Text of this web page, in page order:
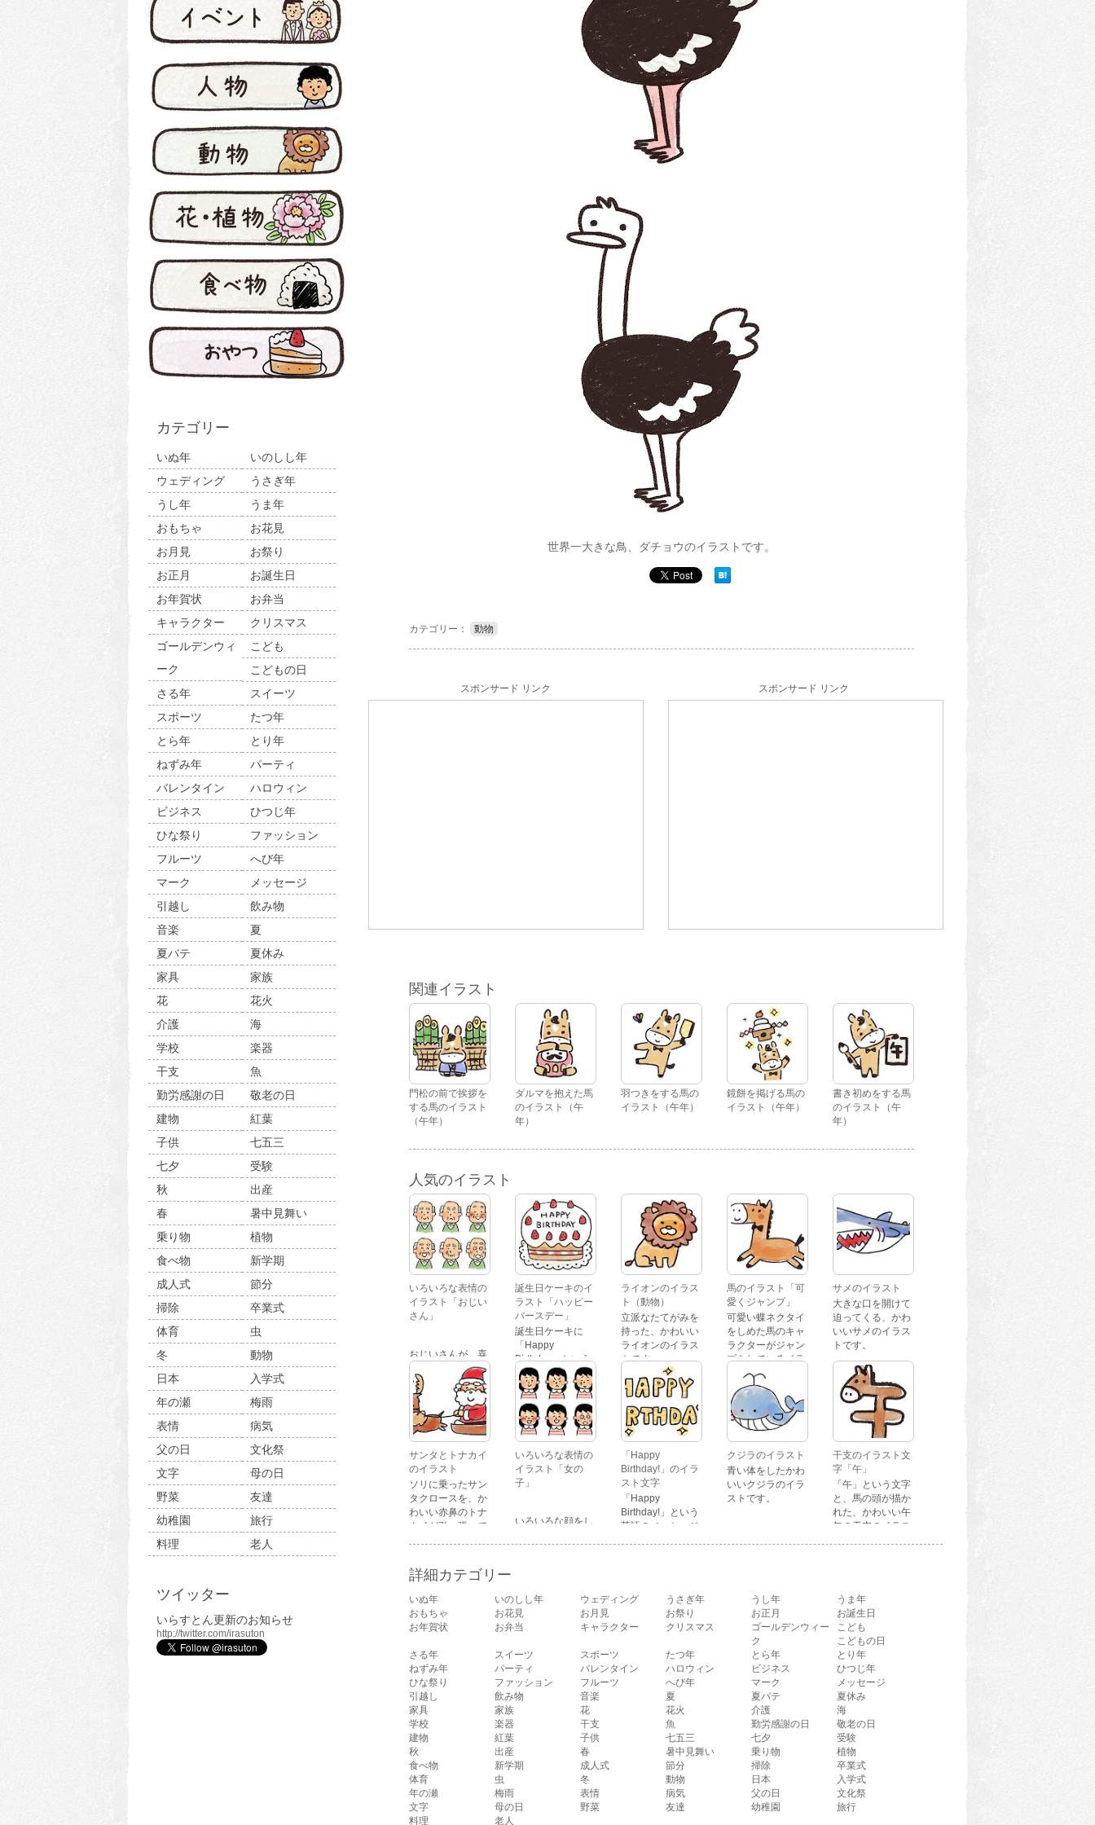
カテゴリー
いぬ年
いのしし年
ウェディング
うさぎ年
うし年
うま年
おもちゃ
お花見
お月見
お祭り
お正月
お誕生日
お年賀状
お弁当
キャラクター
クリスマス
ゴールデンウィ
ーク
こども
こどもの日
さる年
スイーツ
スポーツ
たつ年
とら年
とり年
ねずみ年
パーティ
バレンタイン
ハロウィン
ビジネス
ひつじ年
ひな祭り
ファッション
フルーツ
へび年
マーク
メッセージ
引越し
飲み物
音楽
夏
夏バテ
夏休み
家具
家族
花
花火
介護
海
学校
楽器
干支
魚
勤労感謝の日
敬老の日
建物
紅葉
子供
七五三
七夕
受験
秋
出産
春
暑中見舞い
乗り物
植物
食べ物
新学期
成人式
節分
掃除
卒業式
体育
虫
冬
動物
日本
入学式
年の瀬
梅雨
表情
病気
父の日
文化祭
文字
母の日
野菜
友達
幼稚園
旅行
料理
老人
ツイッター
いらすとん更新のお知らせ
http://twitter.com/irasuton
世界一大きな鳥、ダチョウのイラストです。
カテゴリー： 動物
スポンサード リンク スポンサード リンク
関連イラスト
門松の前で挨拶を
する馬のイラスト
（午年）
ダルマを抱えた馬
のイラスト（午
年）
羽つきをする馬の
イラスト（午年）
鏡餅を掲げる馬の
イラスト（午年）
書き初めをする馬
のイラスト（午
年）
人気のイラスト
いろいろな表情の
イラスト「おじい
さん」
おじいさんが、喜
怒哀楽たくさんの
表情をしているイ
ラストです。 通常
の顔・怒っている
顔・泣いている
顔・照れている
顔・笑っている
顔・驚いている
顔・困っている顔
があります。
誕生日ケーキのイ
ラスト「ハッピー
バースデー」
誕生日ケーキに
「Happy
Birthday」という
文字が描かれた、
かわいい苺のケー
キのイラストで
す。
ライオンのイラス
ト（動物）
立派なたてがみを
持った、かわいい
ライオンのイラス
トです。
馬のイラスト「可
愛くジャンプ」
可愛い蝶ネクタイ
をしめた馬のキャ
ラクターがジャン
プをしているイラ
ストです。
サメのイラスト
大きな口を開けて
迫ってくる、かわ
いいサメのイラス
トです。
サンタとトナカイ
のイラスト
ソリに乗ったサン
タクロースを、か
わいい赤鼻のトナ
カイが引っ張って
いろいろな表情の
イラスト「女の
子」
いろいろな顔をし
いる顔・笑ってい
る顔・驚いている
顔・困っている顔
「Happy
Birthday!」のイラ
スト文字
「Happy
Birthday!」という
英語のメッセージ
クジラのイラスト
青い体をしたかわ
いいクジラのイラ
ストです。
干支のイラスト文
字「午」
「午」という文字
と、馬の頭が描か
れた、かわいい午
年の干支のイラス
詳細カテゴリー
いぬ年 いのしし年 ウェディング うさぎ年 うし年
うま年
おもちゃ
お花見 お月見 お祭り お正月
お誕生日
お年賀状
お弁当 キャラクター クリスマス
ゴールデンウィー
ク
こども
こどもの日
さる年
スイーツ スポーツ たつ年 とら年
とり年
ねずみ年
パーティ バレンタイン ハロウィン ビジネス
ひつじ年
ひな祭り
ファッション フルーツ へび年 マーク
メッセージ
引越し
飲み物 音楽 夏 夏バテ
夏休み
家具
家族 花 花火 介護
海
学校
楽器 干支 魚 勤労感謝の日
敬老の日
建物
紅葉 子供 七五三 七夕
受験
秋
出産 春 暑中見舞い 乗り物
植物
食べ物
新学期 成人式 節分 掃除
卒業式
体育
虫 冬 動物 日本
入学式
年の瀬
梅雨 表情 病気 父の日
文化祭
文字
母の日 野菜 友達 幼稚園
旅行
料理
老人